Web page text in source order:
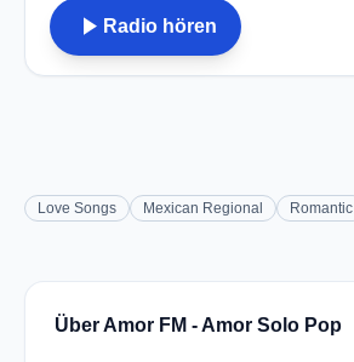
play_arrow Radio hören
Love Songs Mexican Regional Romantic
Über Amor FM - Amor Solo Pop